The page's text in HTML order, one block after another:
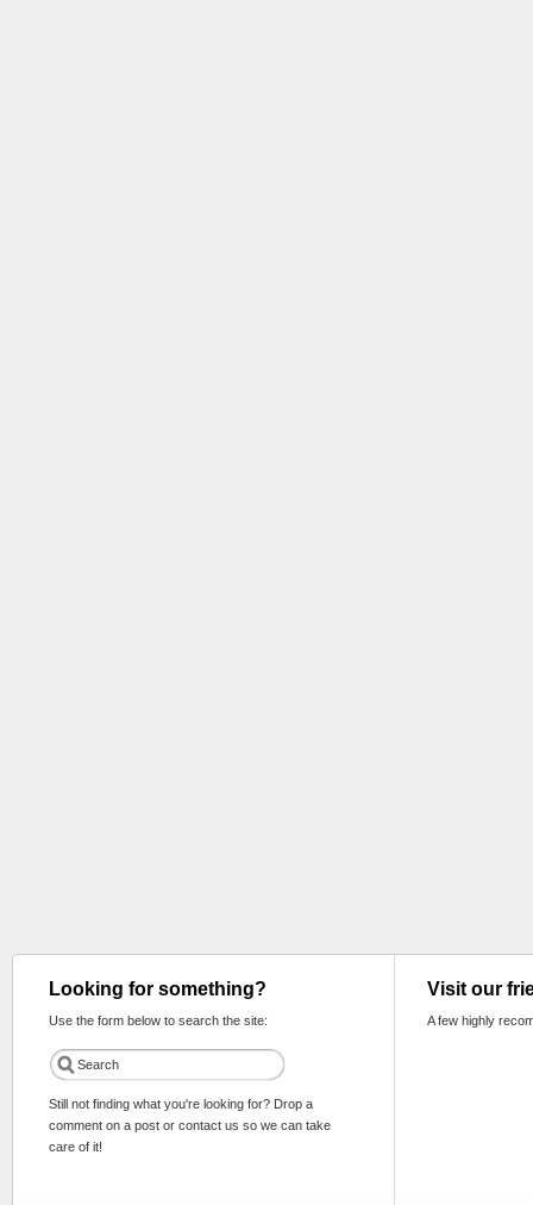
Looking for something?
Use the form below to search the site:
Still not finding what you're looking for? Drop a
comment on a post or contact us so we can take
care of it!
Visit our
A few highly